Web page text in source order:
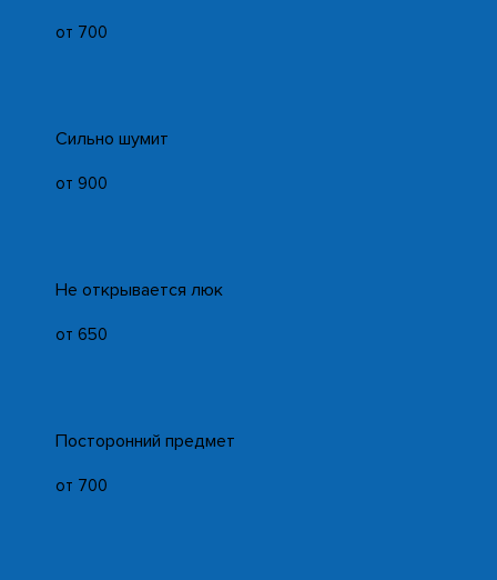
от 700
Сильно шумит
от 900
Не открывается люк
от 650
Посторонний предмет
от 700